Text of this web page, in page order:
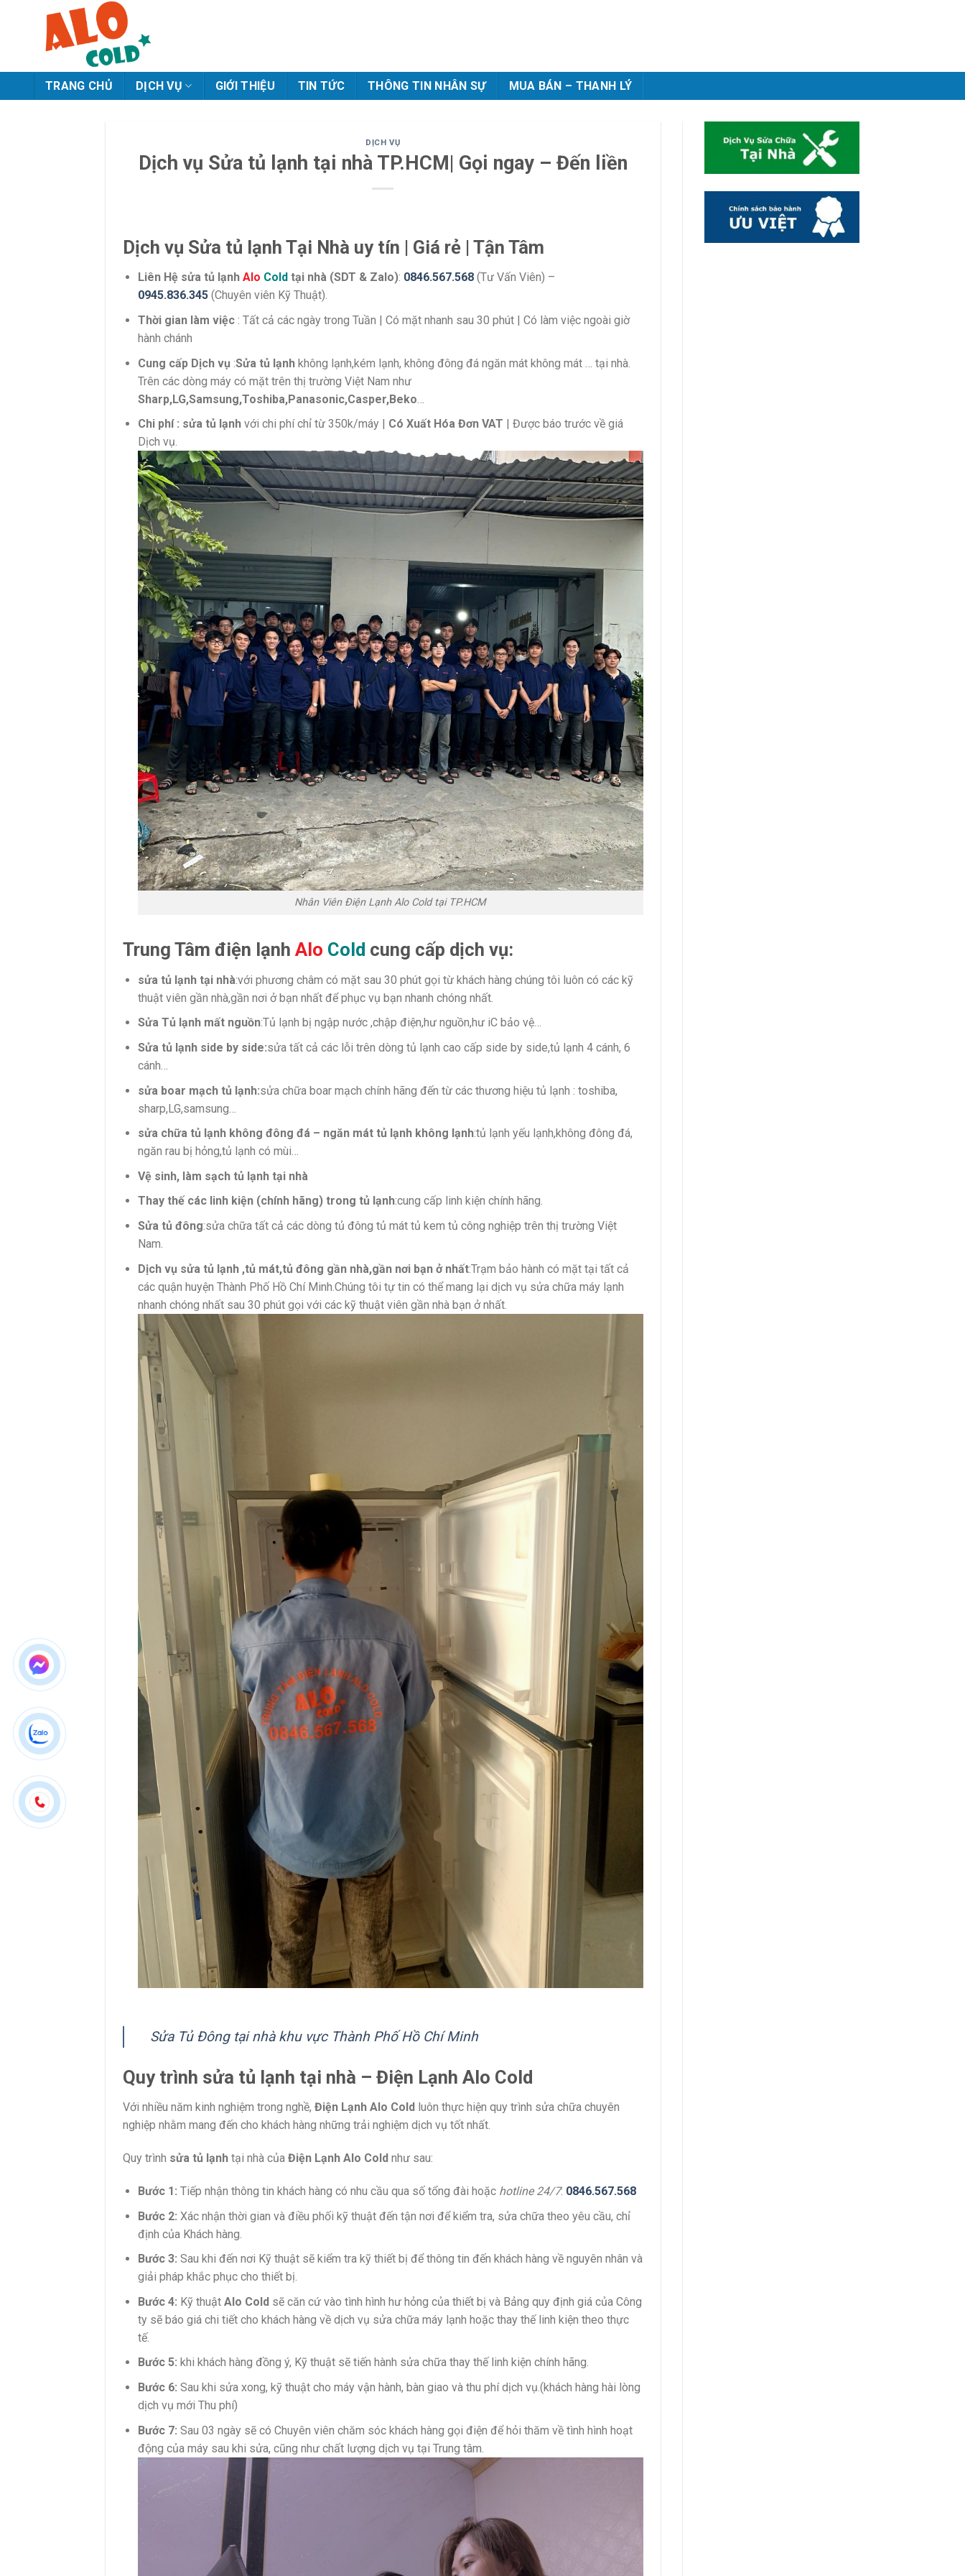
TRANG CHỦ DỊCH VỤ GIỚI THIỆU TIN TỨC THÔNG TIN NHÂN SỰ MUA BÁN – THANH LÝ
DỊCH VỤ
Dịch vụ Sửa tủ lạnh tại nhà TP.HCM| Gọi ngay – Đến liền
Dịch vụ Sửa tủ lạnh Tại Nhà uy tín | Giá rẻ | Tận Tâm
Liên Hệ sửa tủ lạnh Alo Cold tại nhà (SDT & Zalo): 0846.567.568(Tư Vấn Viên) –
0945.836.345(Chuyên viên Kỹ Thuật).
Thời gian làm việc: Tất cả các ngày trong Tuần | Có mặt nhanh sau 30 phút | Có làm việc ngoài giờ
hành chánh
Cung cấp Dịch vụ :Sửa tủ lạnhkhông lạnh,kém lạnh, không đông đá ngăn mát không mát … tại nhà.
Trên các dòng máy có mặt trên thị trường Việt Nam như
Sharp,LG,Samsung,Toshiba,Panasonic,Casper,Beko
Chi phí : sửa tủ lạnhvới chi phí chỉ từ 350k/máy | Có Xuất Hóa Đơn VAT | Được báo trước về giá
Dịch vụ.
Nhân Viên Điện Lạnh Alo Cold tại TP.HCM
Trung Tâm điện lạnh Alo Cold cung cấp dịch vụ:
sửa tủ lạnh tại nhà:với phương châm có mặt sau 30 phút gọi từ khách hàng chúng tôi luôn có các kỹ
thuật viên gần nhà,gần nơi ở bạn nhất để phục vụ bạn nhanh chóng nhất.
Sửa Tủ lạnh mất nguồn:Tủ lạnh bị ngập nước ,chập điện,hư nguồn,hư iC bảo vệ…
Sửa tủ lạnh side by side:sửa tất cả các lỗi trên dòng tủ lạnh cao cấp side by side,tủ lạnh 4 cánh, 6
cánh…
sửa boar mạch tủ lạnh:sửa chữa boar mạch chính hãng đến từ các thương hiệu tủ lạnh : toshiba,
sharp,LG,samsung…
sửa chữa tủ lạnh không đông đá – ngăn mát tủ lạnh không lạnh:tủ lạnh yếu lạnh,không đông đá,
ngăn rau bị hỏng,tủ lạnh có mùi…
Vệ sinh, làm sạch tủ lạnh tại nhà
Thay thế các linh kiện (chính hãng) trong tủ lạnh:cung cấp linh kiện chính hãng.
Sửa tủ đông:sửa chữa tất cả các dòng tủ đông tủ mát tủ kem tủ công nghiệp trên thị trường Việt
Nam.
Dịch vụ sửa tủ lạnh ,tủ mát,tủ đông gần nhà,gần nơi bạn ở nhất:Trạm bảo hành có mặt tại tất cả
các quận huyện Thành Phố Hồ Chí Minh.Chúng tôi tự tin có thể mang lại dịch vụ sửa chữa máy lạnh
nhanh chóng nhất sau 30 phút gọi với các kỹ thuật viên gần nhà bạn ở nhất.
Sửa Tủ Đông tại nhà khu vực Thành Phố Hồ Chí Minh
Quy trình sửa tủ lạnh tại nhà – Điện Lạnh Alo Cold
Với nhiều năm kinh nghiệm trong nghề, Điện Lạnh Alo Cold luôn thực hiện quy trình sửa chữa chuyên
nghiệp nhằm mang đến cho khách hàng những trải nghiệm dịch vụ tốt nhất.
Quy trình sửa tủ lạnh tại nhà của Điện Lạnh Alo Cold như sau:
Bước 1: Tiếp nhận thông tin khách hàng có nhu cầu qua số tổng đài hoặc hotline 24/7: 0846.567.568
Bước 2: Xác nhận thời gian và điều phối kỹ thuật đến tận nơi để kiểm tra, sửa chữa theo yêu cầu, chỉ
định của Khách hàng.
Bước 3: Sau khi đến nơi Kỹ thuật sẽ kiểm tra kỹ thiết bị để thông tin đến khách hàng về nguyên nhân và
giải pháp khắc phục cho thiết bị.
Bước 4: Kỹ thuật Alo Coldsẽ căn cứ vào tình hình hư hỏng của thiết bị và Bảng quy định giá của Công
ty sẽ báo giá chi tiết cho khách hàng về dịch vụ sửa chữa máy lạnh hoặc thay thế linh kiện theo thực
tế.
Bước 5: khi khách hàng đồng ý, Kỹ thuật sẽ tiến hành sửa chữa thay thế linh kiện chính hãng.
Bước 6: Sau khi sửa xong, kỹ thuật cho máy vận hành, bàn giao và thu phí dịch vụ.(khách hàng hài lòng
dịch vụ mới Thu phí)
Bước 7: Sau 03 ngày sẽ có Chuyên viên chăm sóc khách hàng gọi điện để hỏi thăm về tình hình hoạt
động của máy sau khi sửa, cũng như chất lượng dịch vụ tại Trung tâm.